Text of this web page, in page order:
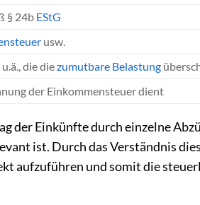
§ 24b EStG
usw.
die diezumutbare Belastung
der Einkommensteuer dient
der Einkünfte durch einzelne
ist. Durch das Verständnis
aufzuführen und somit die